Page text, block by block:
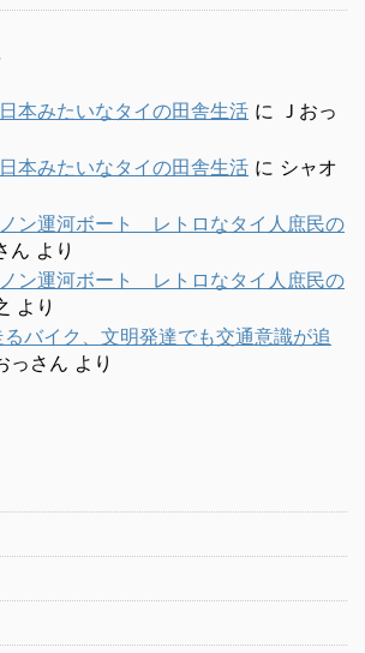
本みたいなタイの田舎生活 に Ｊおっ
本みたいなタイの田舎生活 に シャオ
ン運河ボート レトロなタイ人庶民の
ん より
ン運河ボート レトロなタイ人庶民の
より
バイク、文明発達でも交通意識が追
っさん より